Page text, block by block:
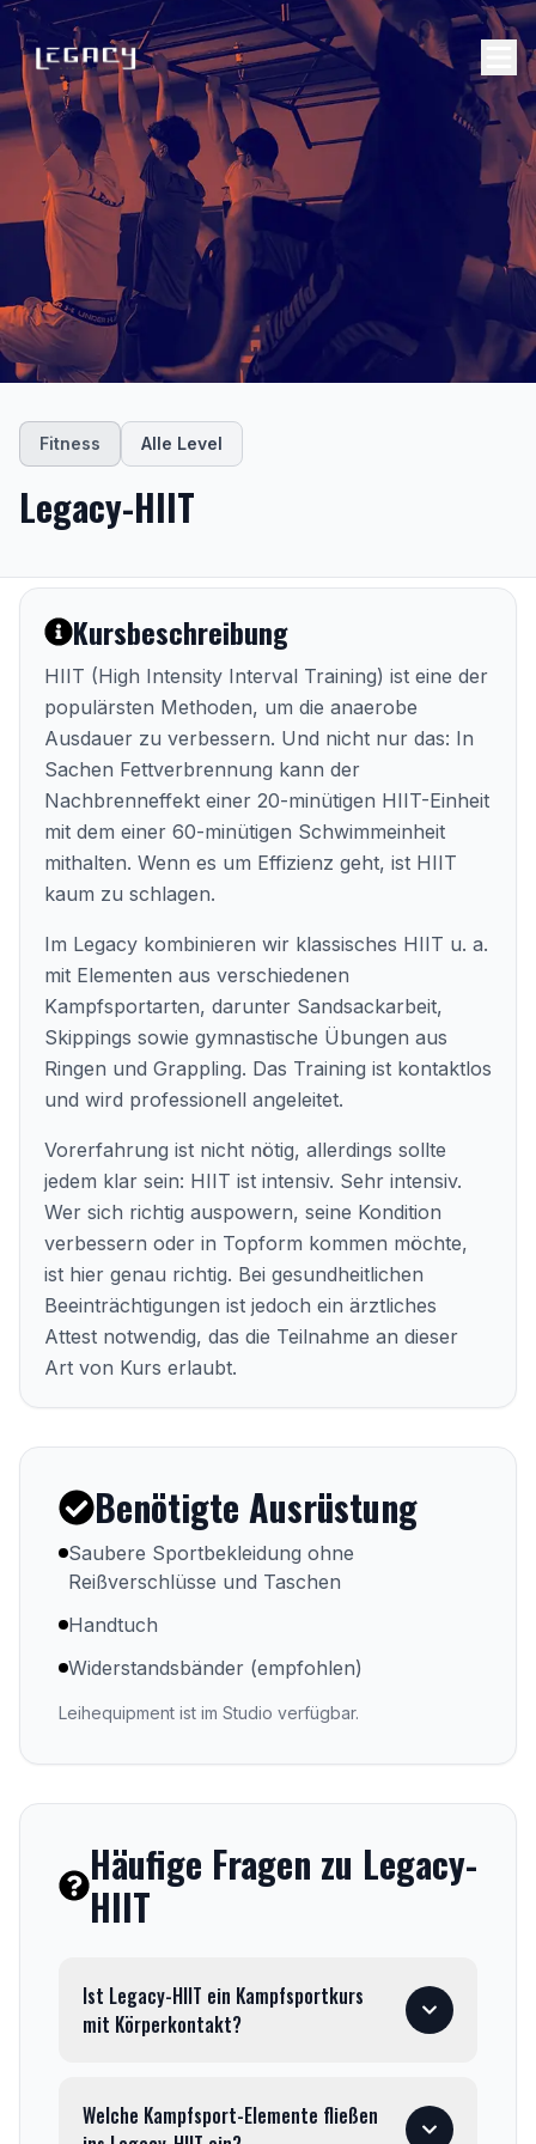
Zum Inhalt springen
Fitness Alle Level
Legacy-HIIT
Kursbeschreibung
HIIT (High Intensity Interval Training) ist eine der
populärsten Methoden, um die anaerobe
Ausdauer zu verbessern. Und nicht nur das: In
Sachen Fettverbrennung kann der
Nachbrenneffekt einer 20-minütigen HIIT-Einheit
mit dem einer 60-minütigen Schwimmeinheit
mithalten. Wenn es um Effizienz geht, ist HIIT
kaum zu schlagen.
Im Legacy kombinieren wir klassisches HIIT u. a.
mit Elementen aus verschiedenen
Kampfsportarten, darunter Sandsackarbeit,
Skippings sowie gymnastische Übungen aus
Ringen und Grappling. Das Training ist kontaktlos
und wird professionell angeleitet.
Vorerfahrung ist nicht nötig, allerdings sollte
jedem klar sein: HIIT ist intensiv. Sehr intensiv.
Wer sich richtig auspowern, seine Kondition
verbessern oder in Topform kommen möchte,
ist hier genau richtig. Bei gesundheitlichen
Beeinträchtigungen ist jedoch ein ärztliches
Attest notwendig, das die Teilnahme an dieser
Art von Kurs erlaubt.
Benötigte Ausrüstung
Saubere Sportbekleidung ohne
Reißverschlüsse und Taschen
Handtuch
Widerstandsbänder (empfohlen)
Leihequipment ist im Studio verfügbar.
Häufige Fragen zu Legacy-
HIIT
Ist Legacy-HIIT ein Kampfsportkurs
mit Körperkontakt?
Welche Kampfsport-Elemente fließen